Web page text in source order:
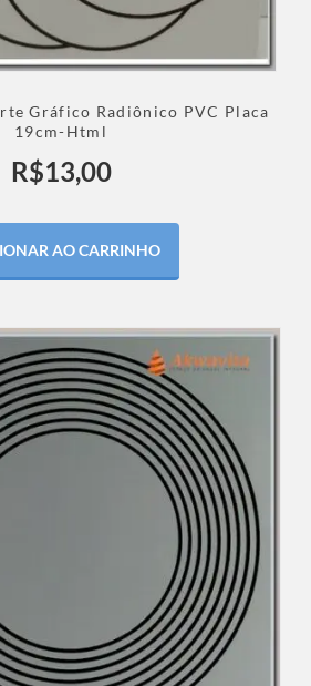
Gráfico Radiônico PVC Placa
19cm-Html
R$13,00
AO CARRINHO